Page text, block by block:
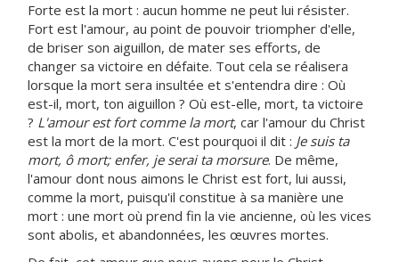
Forte est la mort : aucun homme ne peut lui résister.
Fort est l'amour, au point de pouvoir triompher d'elle,
de briser son aiguillon, de mater ses efforts, de
changer sa victoire en défaite. Tout cela se réalisera
lorsque la mort sera insultée et s'entendra dire : Où
est-il, mort, ton aiguillon ? Où est-elle, mort, ta victoire
? L'amour est fort comme la mort, car l'amour du Christ
est la mort de la mort. C'est pourquoi il dit : Je suis ta
mort, ô mort; enfer, je serai ta morsure. De même,
l'amour dont nous aimons le Christ est fort, lui aussi,
comme la mort, puisqu'il constitue à sa manière une
mort : une mort où prend fin la vie ancienne, où les vices
sont abolis, et abandonnées, les œuvres mortes.